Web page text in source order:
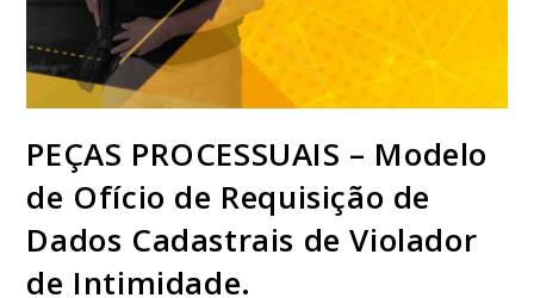
PEÇAS PROCESSUAIS – Modelo
de Ofício de Requisição de
Dados Cadastrais de Violador
de Intimidade.